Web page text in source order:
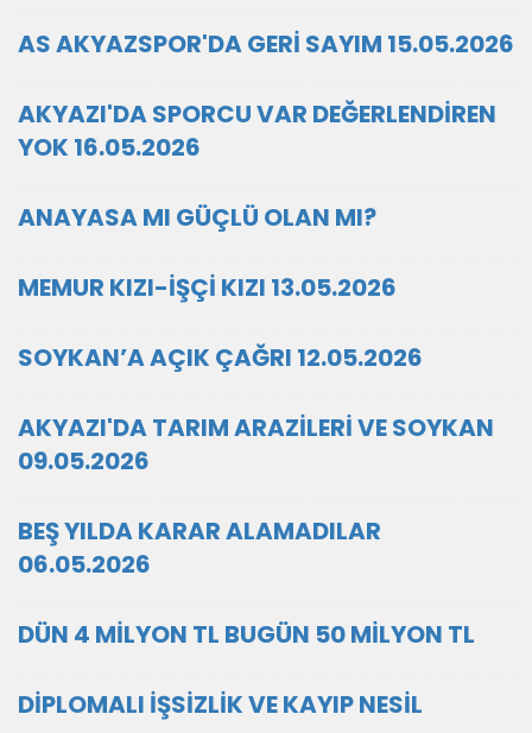
AS AKYAZSPOR'DA GERİ SAYIM 15.05.2026
AKYAZI'DA SPORCU VAR DEĞERLENDİREN
YOK 16.05.2026
ANAYASA MI GÜÇLÜ OLAN MI?
MEMUR KIZI-İŞÇİ KIZI 13.05.2026
SOYKAN’A AÇIK ÇAĞRI 12.05.2026
AKYAZI'DA TARIM ARAZİLERİ VE SOYKAN
09.05.2026
BEŞ YILDA KARAR ALAMADILAR
06.05.2026
DÜN 4 MİLYON TL BUGÜN 50 MİLYON TL
DİPLOMALI İŞSİZLİK VE KAYIP NESİL